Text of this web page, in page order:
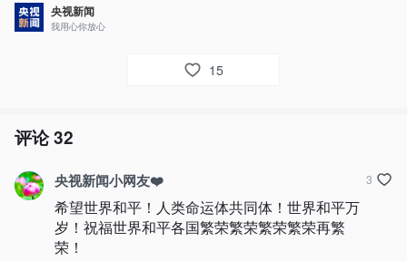
央视新闻
我用心你放心
15
评论32
央视新闻小网友❤️
希望世界和平！人类命运体共同体！世界和平万
岁！祝福世界和平各国繁荣繁荣繁荣繁荣再繁
荣！
3